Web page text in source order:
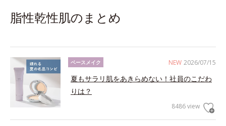
脂性乾性肌のまとめ
NEW 2026/07/15
ベースメイク
夏もサラリ肌をあきらめない！社員のこだわ
りは？
8486 view